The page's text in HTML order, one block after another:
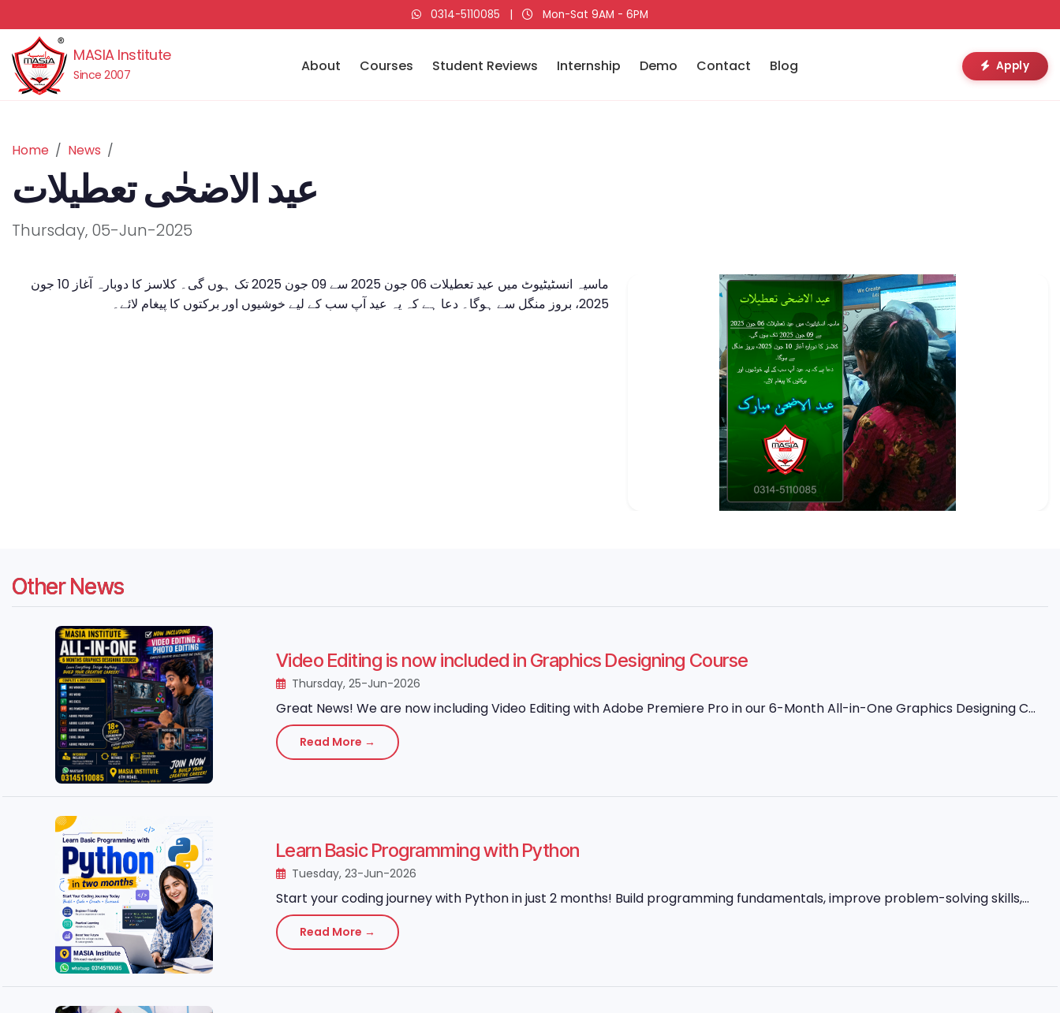
0314-5110085 | Mon-Sat 9AM - 6PM
MASIA Institute
Since 2007 About Courses Student Reviews Internship Demo Contact Blog Apply
Home News
عید الاضحٰی تعطیلات
Thursday, 05-Jun-2025
ماسیہ انسٹیٹیوٹ میں عید تعطیلات 06 جون 2025 سے 09 جون 2025 تک ہوں گی۔ کلاسز کا دوبارہ آغاز 10 جون
2025، بروز منگل سے ہوگا۔ دعا ہے کہ یہ عید آپ سب کے لیے خوشیوں اور برکتوں کا پیغام لائے۔
Other News
Video Editing is now included in Graphics Designing Course
Thursday, 25-Jun-2026
Great News! We are now including Video Editing with Adobe Premiere Pro in our 6-Month All-in-One Graphics Designing C...
Read More →
Learn Basic Programming with Python
Tuesday, 23-Jun-2026
Start your coding journey with Python in just 2 months! Build programming fundamentals, improve problem-solving skills,...
Read More →